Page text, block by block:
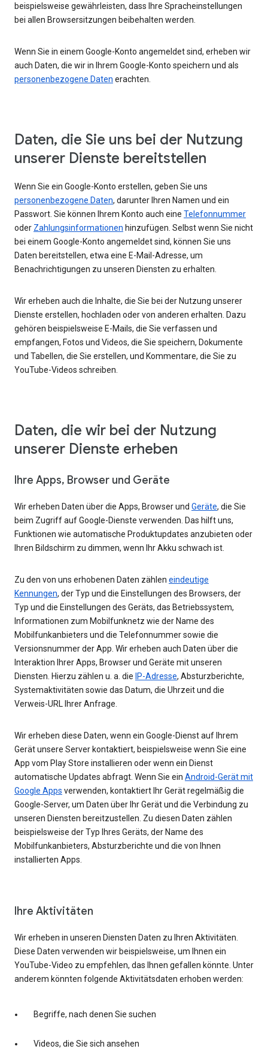
beispielsweise gewährleisten, dass Ihre Spracheinstellungen
bei allen Browsersitzungen beibehalten werden.
Wenn Sie in einem Google-Konto angemeldet sind, erheben wir
auch Daten, die wir in Ihrem Google-Konto speichern und als
personenbezogene Daten erachten.
Daten, die Sie uns bei der Nutzung
unserer Dienste bereitstellen
Wenn Sie ein Google-Konto erstellen, geben Sie uns
personenbezogene Daten, darunter Ihren Namen und ein
Passwort. Sie können Ihrem Konto auch eine Telefonnummer
oder Zahlungsinformationen hinzufügen. Selbst wenn Sie nicht
bei einem Google-Konto angemeldet sind, können Sie uns
Daten bereitstellen, etwa eine E-Mail-Adresse, um
Benachrichtigungen zu unseren Diensten zu erhalten.
Wir erheben auch die Inhalte, die Sie bei der Nutzung unserer
Dienste erstellen, hochladen oder von anderen erhalten. Dazu
gehören beispielsweise E-Mails, die Sie verfassen und
empfangen, Fotos und Videos, die Sie speichern, Dokumente
und Tabellen, die Sie erstellen, und Kommentare, die Sie zu
YouTube-Videos schreiben.
Daten, die wir bei der Nutzung
unserer Dienste erheben
Ihre Apps, Browser und Geräte
Wir erheben Daten über die Apps, Browser und Geräte, die Sie
beim Zugriff auf Google-Dienste verwenden. Das hilft uns,
Funktionen wie automatische Produktupdates anzubieten oder
Ihren Bildschirm zu dimmen, wenn Ihr Akku schwach ist.
Zu den von uns erhobenen Daten zählen eindeutige
Kennungen, der Typ und die Einstellungen des Browsers, der
Typ und die Einstellungen des Geräts, das Betriebssystem,
Informationen zum Mobilfunknetz wie der Name des
Mobilfunkanbieters und die Telefonnummer sowie die
Versionsnummer der App. Wir erheben auch Daten über die
Interaktion Ihrer Apps, Browser und Geräte mit unseren
Diensten. Hierzu zählen u. a. die IP-Adresse, Absturzberichte,
Systemaktivitäten sowie das Datum, die Uhrzeit und die
Verweis-URL Ihrer Anfrage.
Wir erheben diese Daten, wenn ein Google-Dienst auf Ihrem
Gerät unsere Server kontaktiert, beispielsweise wenn Sie eine
App vom Play Store installieren oder wenn ein Dienst
automatische Updates abfragt. Wenn Sie ein Android-Gerät mit
Google Apps verwenden, kontaktiert Ihr Gerät regelmäßig die
Google-Server, um Daten über Ihr Gerät und die Verbindung zu
unseren Diensten bereitzustellen. Zu diesen Daten zählen
beispielsweise der Typ Ihres Geräts, der Name des
Mobilfunkanbieters, Absturzberichte und die von Ihnen
installierten Apps.
Ihre Aktivitäten
Wir erheben in unseren Diensten Daten zu Ihren Aktivitäten.
Diese Daten verwenden wir beispielsweise, um Ihnen ein
YouTube-Video zu empfehlen, das Ihnen gefallen könnte. Unter
anderem könnten folgende Aktivitätsdaten erhoben werden:
Begriffe, nach denen Sie suchen
Videos, die Sie sich ansehen